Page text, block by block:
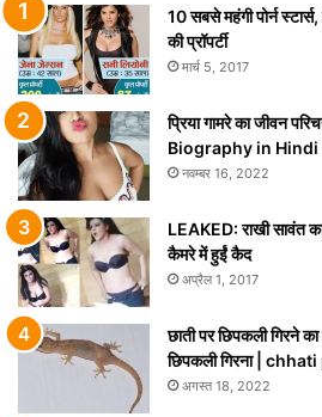
10 सबसे महंगी पोर्न
की प्रॉपर्टी
मार्च 5, 2017
प्रिया गामरे का जीवन
Biography in Hindi
नवम्बर 16, 2022
LEAKED: राखी सावंत
कैमरे में हुईं कैद
अप्रैल 1, 2017
छाती पर छिपकली गिरने
छिपकली गिरना |
अगस्त 18, 2022